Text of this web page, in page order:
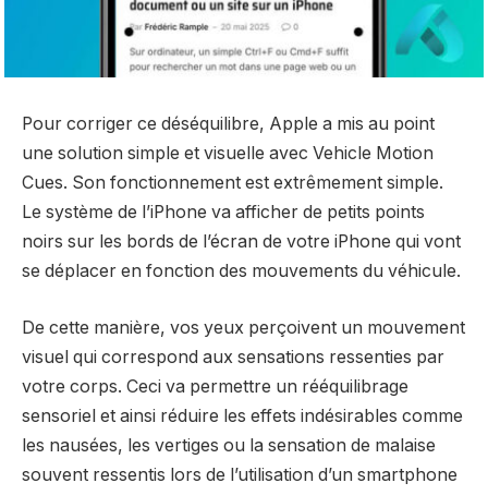
Pour corriger ce déséquilibre, Apple a mis au point
une solution simple et visuelle avec Vehicle Motion
Cues. Son fonctionnement est extrêmement simple.
Le système de l’iPhone va afficher de petits points
noirs sur les bords de l’écran de votre iPhone qui vont
se déplacer en fonction des mouvements du véhicule.
De cette manière, vos yeux perçoivent un mouvement
visuel qui correspond aux sensations ressenties par
votre corps. Ceci va permettre un rééquilibrage
sensoriel et ainsi réduire les effets indésirables comme
les nausées, les vertiges ou la sensation de malaise
souvent ressentis lors de l’utilisation d’un smartphone